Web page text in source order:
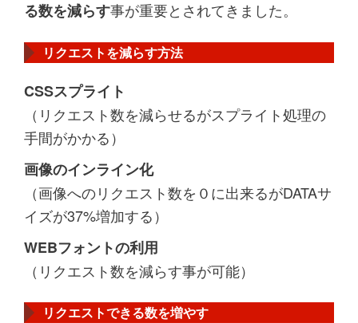
る数を減らす事が重要とされてきました。
リクエストを減らす方法
CSSスプライト
（リクエスト数を減らせるがスプライト処理の
手間がかかる）
画像のインライン化
（画像へのリクエスト数を０に出来るがDATAサ
イズが37%増加する）
WEBフォントの利用
（リクエスト数を減らす事が可能）
リクエストできる数を増やす